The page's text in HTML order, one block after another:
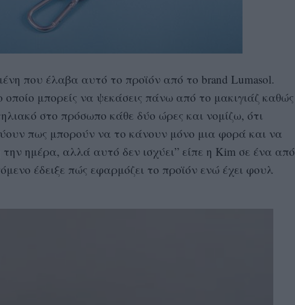
που έλαβα αυτό το προϊόν από το brand Lumasol.
οποίο μπορείς να ψεκάσεις πάνω από το μακιγιάζ καθώς
στο πρόσωπο κάθε δύο ώρες και νομίζω, ότι
πως μπορούν να το κάνουν μόνο μια φορά και να
ημέρα, αλλά αυτό δεν ισχύει” είπε η Kim σε ένα από
έδειξε πώς εφαρμόζει το προϊόν ενώ έχει φουλ